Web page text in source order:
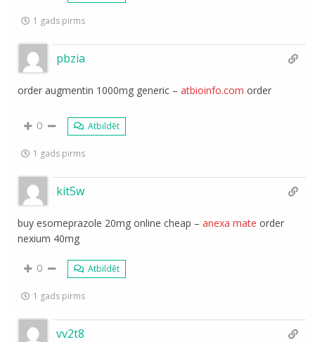
1 gads pirms
pbzia
order augmentin 1000mg generic –atbioinfo.com order
0 Atbildēt
1 gads pirms
kit5w
buy esomeprazole 20mg online cheap –anexa mate order
nexium 40mg
0 Atbildēt
1 gads pirms
vv2t8